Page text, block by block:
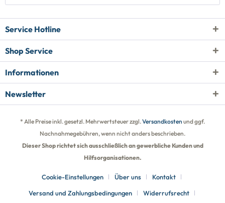
Service Hotline
Shop Service
Informationen
Newsletter
* Alle Preise inkl. gesetzl. Mehrwertsteuer zzgl.Versandkosten und ggf.
Nachnahmegebühren, wenn nicht anders beschrieben.
Dieser Shop richtet sich ausschließlich an gewerbliche Kunden und
Hilfsorganisationen.
Cookie-Einstellungen Über uns
Kontakt
Versand und Zahlungsbedingungen
Widerrufsrecht